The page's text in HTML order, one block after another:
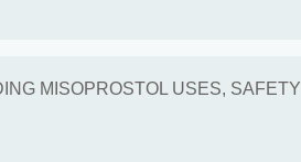
MISOPROSTOL USES, SAFETY